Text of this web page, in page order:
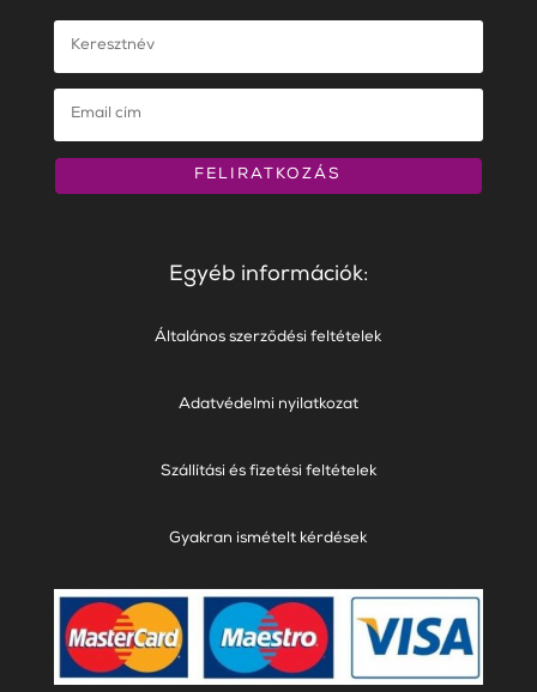
FELIRATKOZÁS
Egyéb információk:
Általános szerződési feltételek
Adatvédelmi nyilatkozat
Szállítási és fizetési feltételek
Gyakran ismételt kérdések